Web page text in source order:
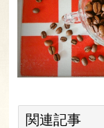
関連記事